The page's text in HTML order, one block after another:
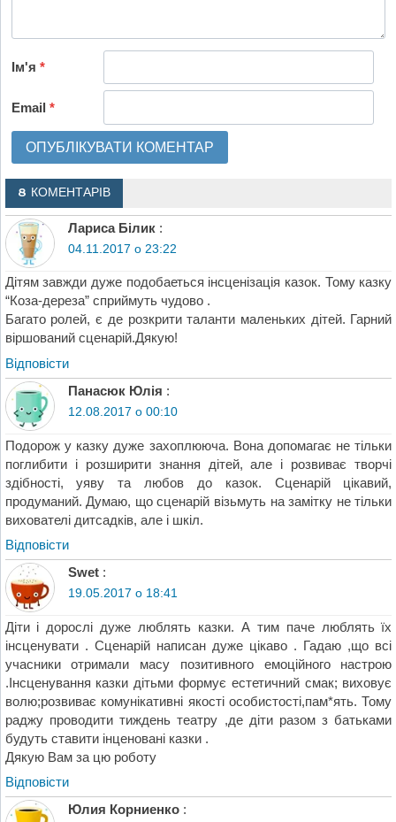
Ім'я*
Email*
8 КОМЕНТАРІВ
Лариса Білик :
04.11.2017 о 23:22
Дітям завжди дуже подобаеться інсценізація казок. Тому казку
“Коза-дереза” сприймуть чудово .
Багато ролей, є де розкрити таланти маленьких дітей. Гарний
віршований сценарій.Дякую!
Відповіcти
Панасюк Юлія :
12.08.2017 о 00:10
Подорож у казку дуже захоплююча. Вона допомагає не тільки
поглибити і розширити знання дітей, але і розвиває творчі
здібності, уяву та любов до казок. Сценарій цікавий,
продуманий. Думаю, що сценарій візьмуть на замітку не тільки
вихователі дитсадків, але і шкіл.
Відповіcти
Swet :
19.05.2017 о 18:41
Діти і дорослі дуже люблять казки. А тим паче люблять їх
інсценувати . Сценарій написан дуже цікаво . Гадаю ,що всі
учасники отримали масу позитивного емоційного настрою
.Інсценування казки дітьми формує естетичний смак; виховує
волю;розвиває комунікативні якості особистості,пам*ять. Тому
раджу проводити тиждень театру ,де діти разом з батьками
будуть ставити інценовані казки .
Дякую Вам за цю роботу
Відповіcти
Юлия Корниенко :